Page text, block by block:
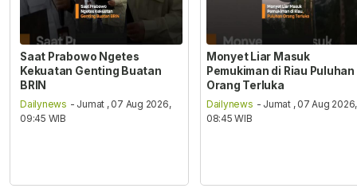
Saat Prabowo Ngetes
Kekuatan Genting Buatan
BRIN
Dailynews - Jumat , 07 Aug 2026,
09:45 WIB
Monyet Liar Masuk
Pemukiman di Riau Puluhan
Orang Terluka
Dailynews - Jumat , 07 Aug 2026,
08:45 WIB